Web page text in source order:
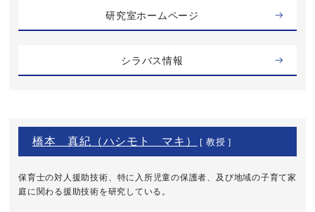
研究室ホームページ
シラバス情報
橋本 真紀（ハシモト マキ） [ 教授 ]
保育士の対人援助技術、特に入所児童の保護者、及び地域の子育て家
庭に関わる援助技術を研究している。